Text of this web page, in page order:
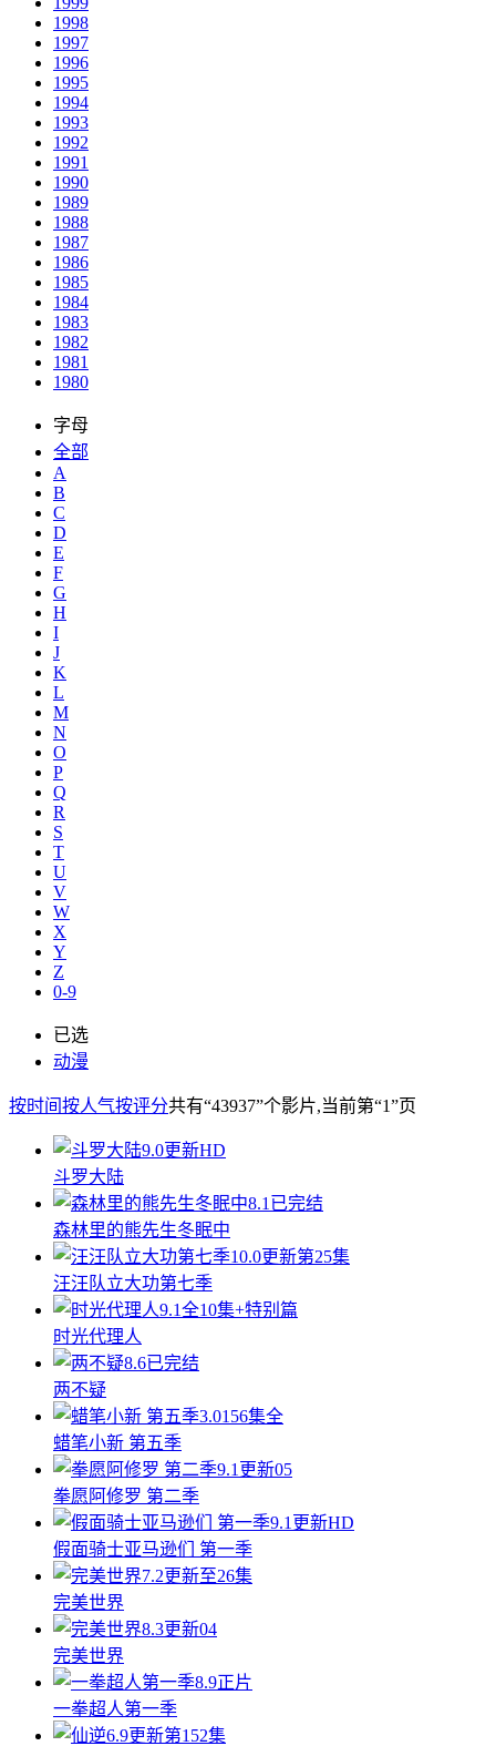
1998
1997
1996
1995
1994
1993
1992
1991
1990
1989
1988
1987
1986
1985
1984
1983
1982
1981
1980
字母
全部
A
B
C
D
E
F
G
H
I
J
K
L
M
N
O
P
Q
R
S
T
U
V
W
X
Y
Z
0-9
已选
动漫
按时间按人气按评分共有“43937”个影片,当前第“1”页
9.0更新HD
斗罗大陆
8.1 已完结
森林里的熊先生冬眠中
10.0更新第25集
汪汪队立大功第七季
9.1全10集+特别篇
时光代理人
8.6已完结
两不疑
3.0156集全
蜡笔小新 第五季
9.1 更新05
拳愿阿修罗 第二季
9.1 更新HD
假面骑士亚马逊们 第一季
7.2更新至26集
完美世界
8.3更新04
完美世界
8.9正片
一拳超人第一季
6.9更新第152集